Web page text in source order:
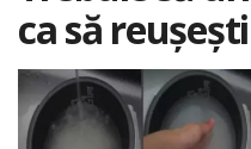
ca să reușești